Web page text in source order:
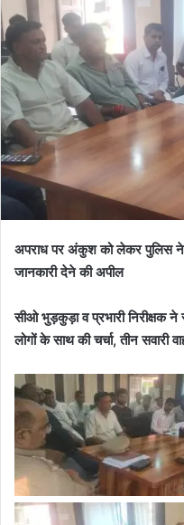
अपराध पर अंकुश को लेकर पुलिस ने
जानकारी देने की अपील
सीओ भुड़कुड़ा व प्रभारी निरीक्षक ने
लोगों के साथ की चर्चा, तीन सवारी